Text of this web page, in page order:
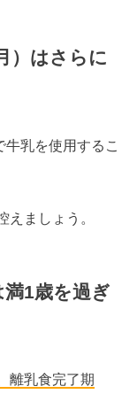
）はさらに
牛乳を使用するこ
ましょう。
1歳を過ぎ
離乳食完了期